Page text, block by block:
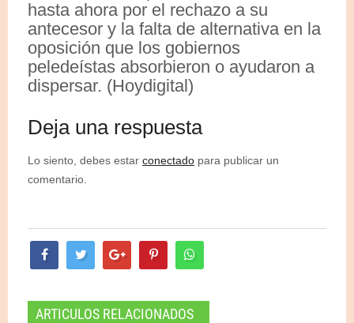
hasta ahora por el rechazo a su
antecesor y la falta de alternativa en la
oposición que los gobiernos
peledeístas absorbieron o ayudaron a
dispersar. (Hoydigital)
Deja una respuesta
Lo siento, debes estar conectado para publicar un
comentario.
ARTICULOS RELACIONADOS